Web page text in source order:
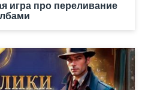
игра про переливание